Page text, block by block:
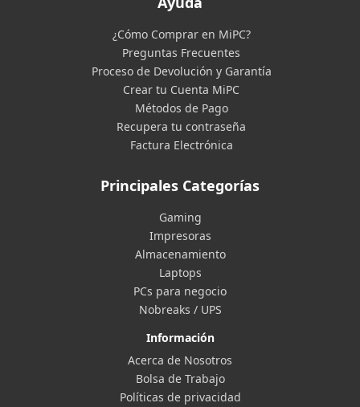
¿Cómo Comprar en MiPC?
Preguntas Frecuentes
Proceso de Devolución y Garantía
Crear tu Cuenta MiPC
Métodos de Pago
Recupera tu contraseña
Factura Electrónica
Principales Categorías
Gaming
Impresoras
Almacenamiento
Laptops
PCs para negocio
Nobreaks / UPS
Información
Acerca de Nosotros
Bolsa de Trabajo
Políticas de privacidad